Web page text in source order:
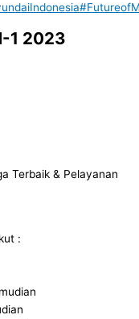
1 2023
Terbaik & Pelayanan
: